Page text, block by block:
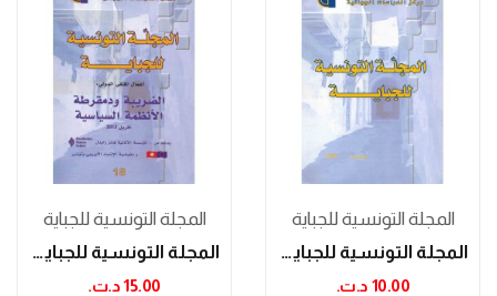
المجلة التونسية للجباية
المجلة التونسية للجباية عدد 18
15.00 د.ت.‏
المجلة التونسية للجباية
المجلة التونسية للجباية عدد 01
10.00 د.ت.‏